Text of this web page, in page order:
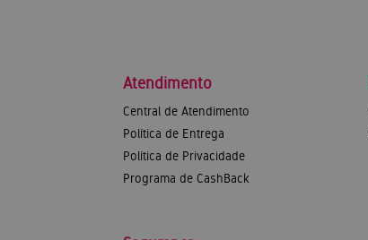
Atendimento
Central de Atendimento
Política de Entrega
Política de Privacidade
Programa de CashBack